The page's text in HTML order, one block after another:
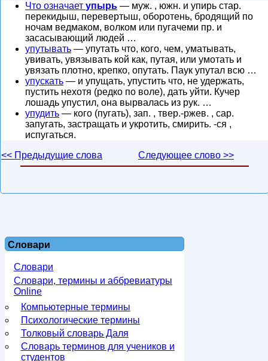
Что означает упырь — муж. , южн. и упирь стар.
перекидыш, перевертыш, оборотень, бродящий по
ночам ведмаком, волком или пугачеми пр. и
засасывающий людей …
упутывать — упутать что, кого, чем, уматывать,
увивать, увязывать кой как, путая, или умотать и
увязать плотно, крепко, опутать. Паук упутал всю …
упускать — и упущать, упустить что, не удержать,
пустить нехотя (редко по воле), дать уйти. Кучер
лошадь упустил, она вырвалась из рук. …
упудить — кого (пугать), зап. , твер.-ржев. , сар.
запугать, застращать и укротить, смирить. -ся ,
испугаться.
<< Предыдущие слова
Следующее слово >>
Словари
Словари
Словари, термины и аббревиатуры
Online
Компьютерные термины
Психологические термины
Толковый словарь Даля
Словарь терминов для учеников и
студентов